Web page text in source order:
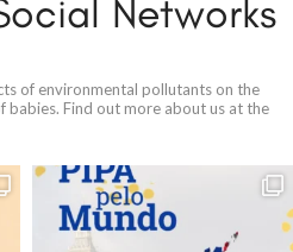
Networks
of environmental pollutants on the
babies. Find out more about us at the